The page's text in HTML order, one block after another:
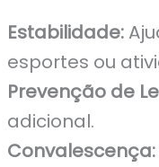
Estabilidade:
esportes ou
Prevenção de
adicional.
Convalescença: